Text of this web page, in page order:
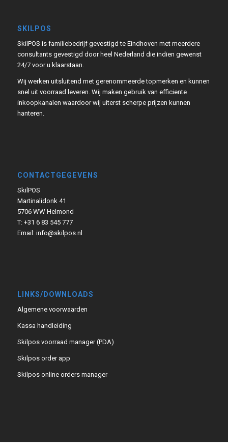
SKILPOS
SkilPOS is familiebedrijf gevestigd te Eindhoven met meerdere
consultants gevestigd door heel Nederland die indien gewenst
24/7 voor u klaarstaan.
Wij werken uitsluitend met gerenommeerde topmerken en kunnen
snel uit voorraad leveren. Wij maken gebruik van efficiente
inkoopkanalen waardoor wij uiterst scherpe prijzen kunnen
hanteren.
CONTACTGEGEVENS
SkilPOS
Martinalidonk 41
5706 WW Helmond
T: +31 6 83 545 777
Email: info@skilpos.nl
LINKS/DOWNLOADS
Algemene voorwaarden
Kassa handleiding
Skilpos voorraad manager (PDA)
Skilpos order app
Skilpos online orders manager